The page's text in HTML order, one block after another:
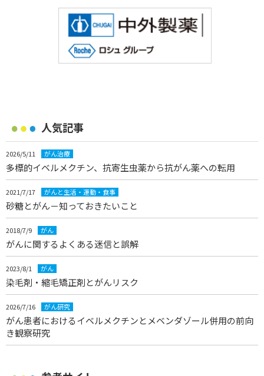
人気記事
2026/5/11 がん治療
多標的イベルメクチン、抗寄生虫薬から抗がん薬への転用
2021/7/17 がんと生活・運動・食事
砂糖とがん－知っておきたいこと
2018/7/9 がん
がんに関するよくある迷信と誤解
2023/8/1 がん
染毛剤・縮毛矯正剤とがんリスク
2026/7/16 がん研究
がん患者におけるイベルメクチンとメベンダゾール併用の前向
き観察研究